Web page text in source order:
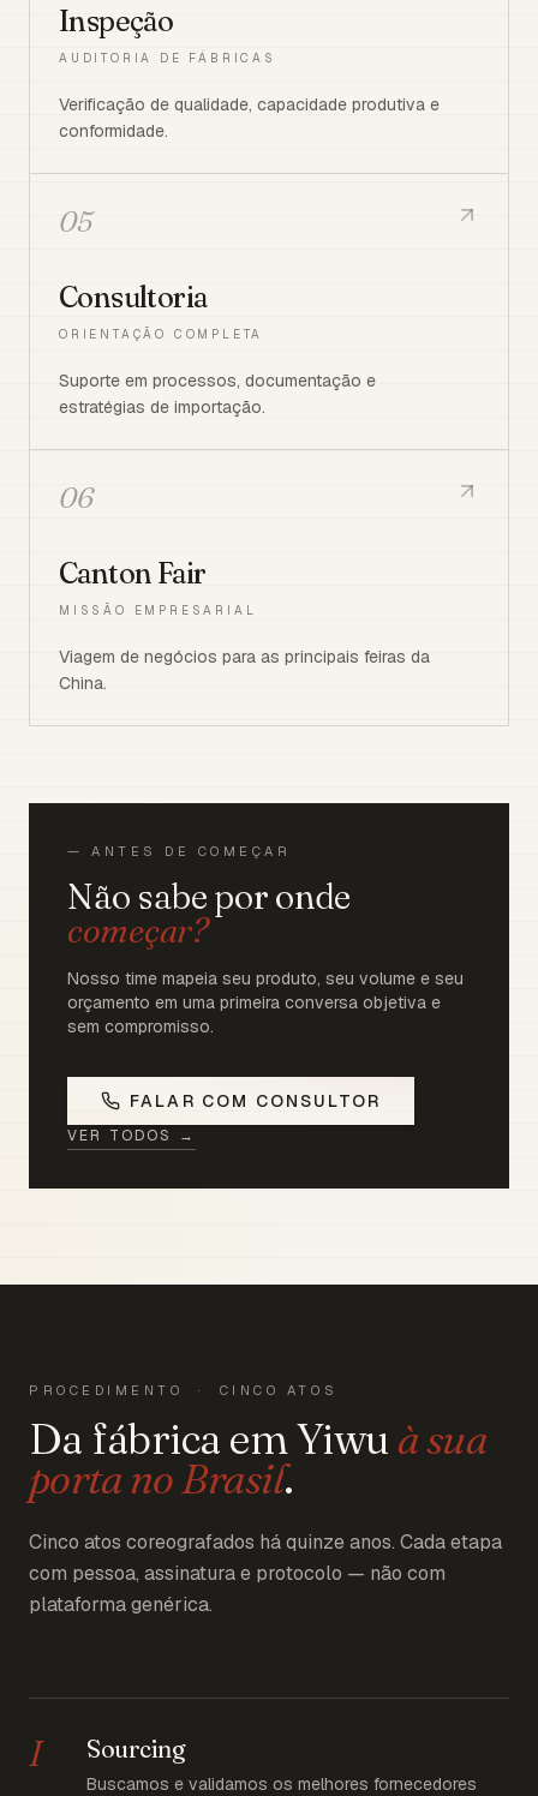
Inspeção
AUDITORIA DE FÁBRICAS
Verificação de qualidade, capacidade produtiva e
conformidade.
05
Consultoria
ORIENTAÇÃO COMPLETA
Suporte em processos, documentação e
estratégias de importação.
06
Canton Fair
MISSÃO EMPRESARIAL
Viagem de negócios para as principais feiras da
China.
— ANTES DE COMEÇAR
Não sabe por onde
começar?
Nosso time mapeia seu produto, seu volume e seu
orçamento em uma primeira conversa objetiva e
sem compromisso.
FALAR COM CONSULTOR
VER TODOS →
PROCEDIMENTO · CINCO ATOS
Da fábrica em Yiwu à sua
porta no Brasil.
Cinco atos coreografados há quinze anos. Cada etapa
com pessoa, assinatura e protocolo — não com
plataforma genérica.
I Sourcing
Buscamos e validamos os melhores fornecedores